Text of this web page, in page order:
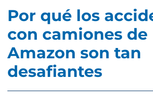
Por qué los
con camiones de
Amazon son tan
desafiantes